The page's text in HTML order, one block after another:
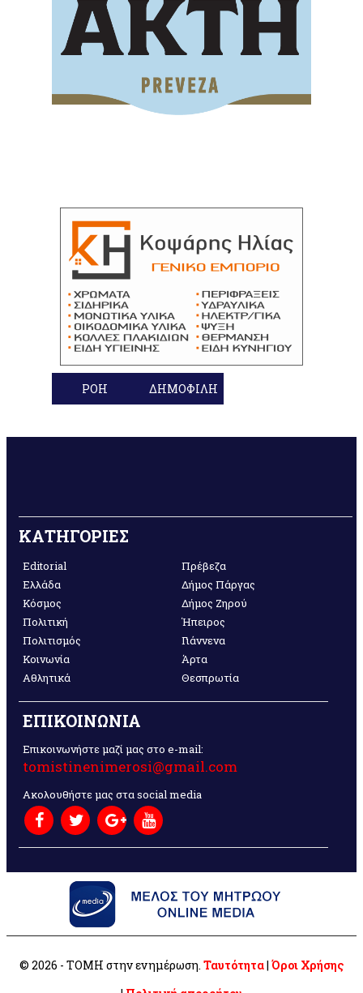
ΡΟΗ ΔΗΜΟΦΙΛΗ
ΚΑΤΗΓΟΡΙΕΣ
Editorial
Ελλάδα
Κόσμος
Πολιτική
Πολιτισμός
Κοινωνία
Αθλητικά
Πρέβεζα
Δήμος Πάργας
Δήμος Ζηρού
Ήπειρος
Γιάννενα
Άρτα
Θεσπρωτία
ΕΠΙΚΟΙΝΩΝΙΑ
Επικοινωνήστε μαζί μας στο e-mail:
tomistinenimerosi@gmail.com
Ακολουθήστε μας στα social media
© 2026 - ΤΟΜΗ στην ενημέρωση. Ταυτότητα| Όροι Χρήσης